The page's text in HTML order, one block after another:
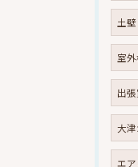
土壁
室
出
大
エ